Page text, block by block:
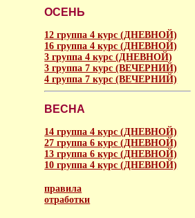
ОСЕНЬ
12 группа 4 курс (ДНЕВНОЙ)
16 группа 4 курс (ДНЕВНОЙ)
3 группа 4 курс (ДНЕВНОЙ)
3 группа 7 курс (ВЕЧЕРНИЙ)
4 группа 7 курс (ВЕЧЕРНИЙ)
ВЕСНА
14 группа 4 курс (ДНЕВНОЙ)
27 группа 6 курс (ДНЕВНОЙ)
13 группа 6 курс (ДНЕВНОЙ)
10 группа 4 курс (ДНЕВНОЙ)
правила
отработки